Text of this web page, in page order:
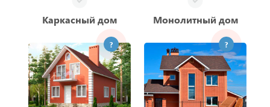
Каркасный дом Монолитный дом
? ?